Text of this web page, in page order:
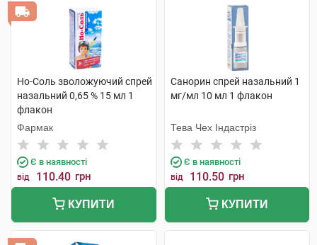
Но-Соль зволожуючий спрей
назальний 0,65 % 15 мл 1
флакон
Фармак
Є в наявності
від 110.40 грн
КУПИТИ
Санорин спрей назальний 1
мг/мл 10 мл 1 флакон
Тева Чех Індастріз
Є в наявності
від 110.50 грн
КУПИТИ